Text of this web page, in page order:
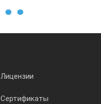
Лицензии
Сертификаты